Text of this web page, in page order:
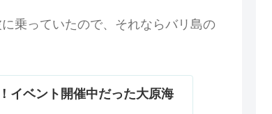
乗っていたので、それならバリ島の
イベント開催中だった大原海